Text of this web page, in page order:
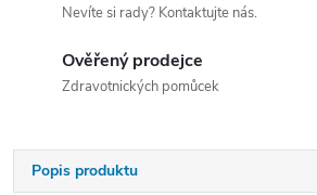
Nevíte si rady? Kontaktujte nás.
Ověřený prodejce
Zdravotnických pomůcek
Popis produktu